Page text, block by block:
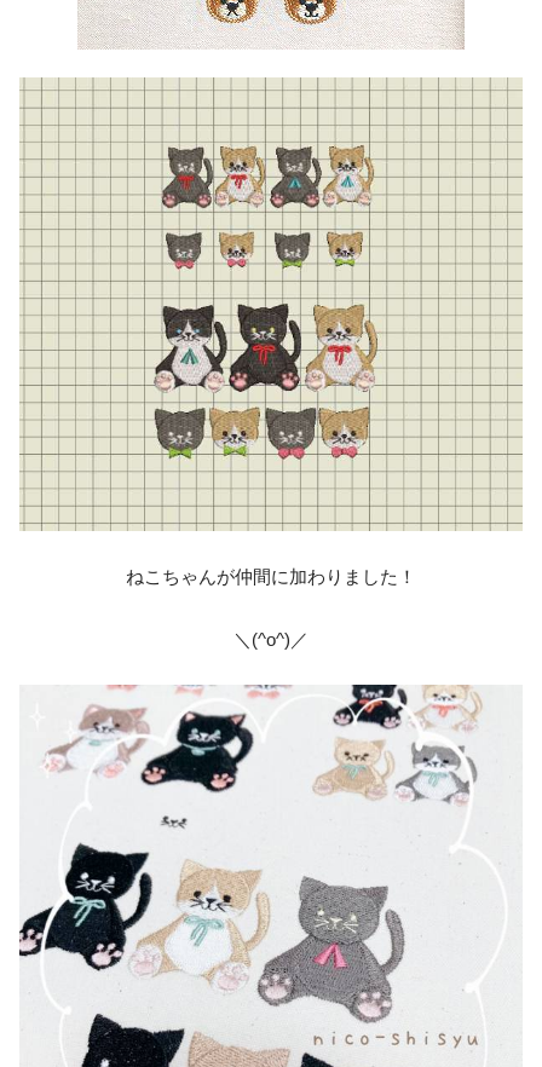
ねこちゃんが仲間に加わりました！
＼(^o^)／